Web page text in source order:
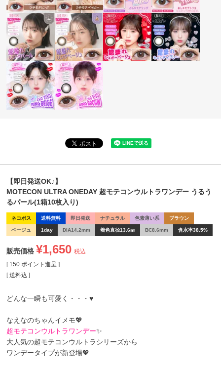
【即日発送OK♪】
MOTECON ULTRA ONEDAY 超モテコンウルトラワンデー うるう
るパール(1箱10枚入り)
ネコポス 送料無料 即日発送 ナチュラル 色素薄い系 ブラウン
ベージュ 1day DIA14.2mm 着色直径13.6㎜ BC8.6mm 含水率38.5%
販売価格 ¥1,650 税込
[ 150 ポイント進呈 ]
送料込
どんな一瞬も可愛く・・・♥
なえなのちゃんイメモ💖
超モテコンウルトラワンデー✨
大人気の超モテコンウルトラシリーズから
ワンデータイプが新登場💖